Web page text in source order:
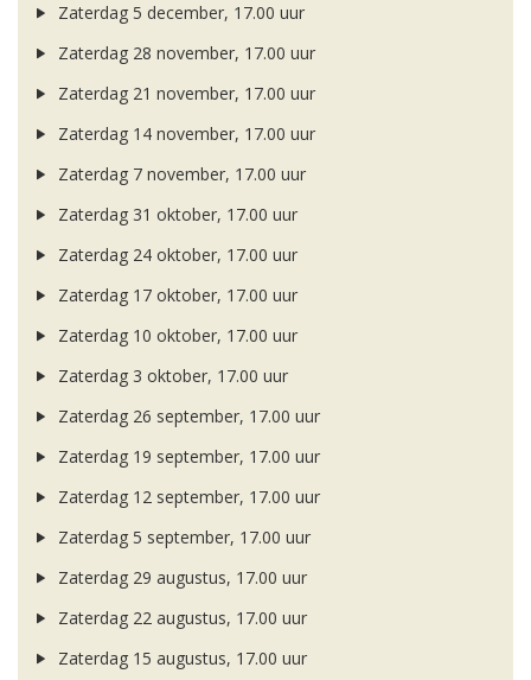
Zaterdag 5 december, 17.00 uur
Zaterdag 28 november, 17.00 uur
Zaterdag 21 november, 17.00 uur
Zaterdag 14 november, 17.00 uur
Zaterdag 7 november, 17.00 uur
Zaterdag 31 oktober, 17.00 uur
Zaterdag 24 oktober, 17.00 uur
Zaterdag 17 oktober, 17.00 uur
Zaterdag 10 oktober, 17.00 uur
Zaterdag 3 oktober, 17.00 uur
Zaterdag 26 september, 17.00 uur
Zaterdag 19 september, 17.00 uur
Zaterdag 12 september, 17.00 uur
Zaterdag 5 september, 17.00 uur
Zaterdag 29 augustus, 17.00 uur
Zaterdag 22 augustus, 17.00 uur
Zaterdag 15 augustus, 17.00 uur